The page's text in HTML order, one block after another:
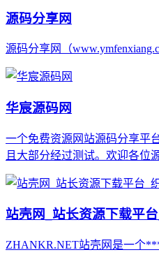
源码分享网
源码分享网（
华宸源码网
一个免费资源网站源码分享平
且大部分经过测试。欢迎各位
站壳网_站长资源下载平
ZHANKR.NET站壳网是一个